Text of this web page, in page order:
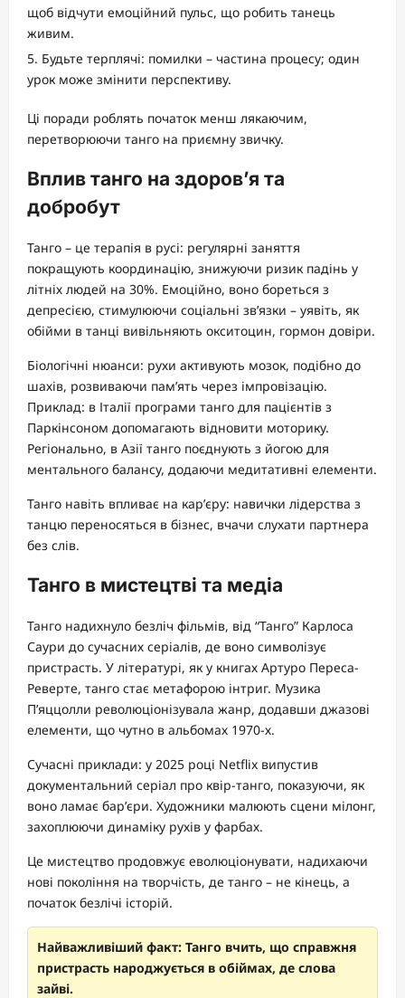
щоб відчути емоційний пульс, що робить танець
живим.
Будьте терплячі: помилки – частина процесу; один
урок може змінити перспективу.
Ці поради роблять початок менш лякаючим,
перетворюючи танго на приємну звичку.
Вплив танго на здоров’я та
добробут
Танго – це терапія в русі: регулярні заняття
покращують координацію, знижуючи ризик падінь у
літніх людей на 30%. Емоційно, воно бореться з
депресією, стимулюючи соціальні зв’язки – уявіть, як
обійми в танці вивільняють окситоцин, гормон довіри.
Біологічні нюанси: рухи активують мозок, подібно до
шахів, розвиваючи пам’ять через імпровізацію.
Приклад: в Італії програми танго для пацієнтів з
Паркінсоном допомагають відновити моторику.
Регіонально, в Азії танго поєднують з йогою для
ментального балансу, додаючи медитативні елементи.
Танго навіть впливає на кар’єру: навички лідерства з
танцю переносяться в бізнес, вчачи слухати партнера
без слів.
Танго в мистецтві та медіа
Танго надихнуло безліч фільмів, від “Танго” Карлоса
Саури до сучасних серіалів, де воно символізує
пристрасть. У літературі, як у книгах Артуро Переса-
Реверте, танго стає метафорою інтриг. Музика
П’яццолли революціонізувала жанр, додавши джазові
елементи, що чутно в альбомах 1970-х.
Сучасні приклади: у 2025 році Netflix випустив
документальний серіал про квір-танго, показуючи, як
воно ламає бар’єри. Художники малюють сцени мілонг,
захоплюючи динаміку рухів у фарбах.
Це мистецтво продовжує еволюціонувати, надихаючи
нові покоління на творчість, де танго – не кінець, а
початок безлічі історій.
Найважливіший факт: Танго вчить, що справжня
пристрасть народжується в обіймах, де слова
зайві.